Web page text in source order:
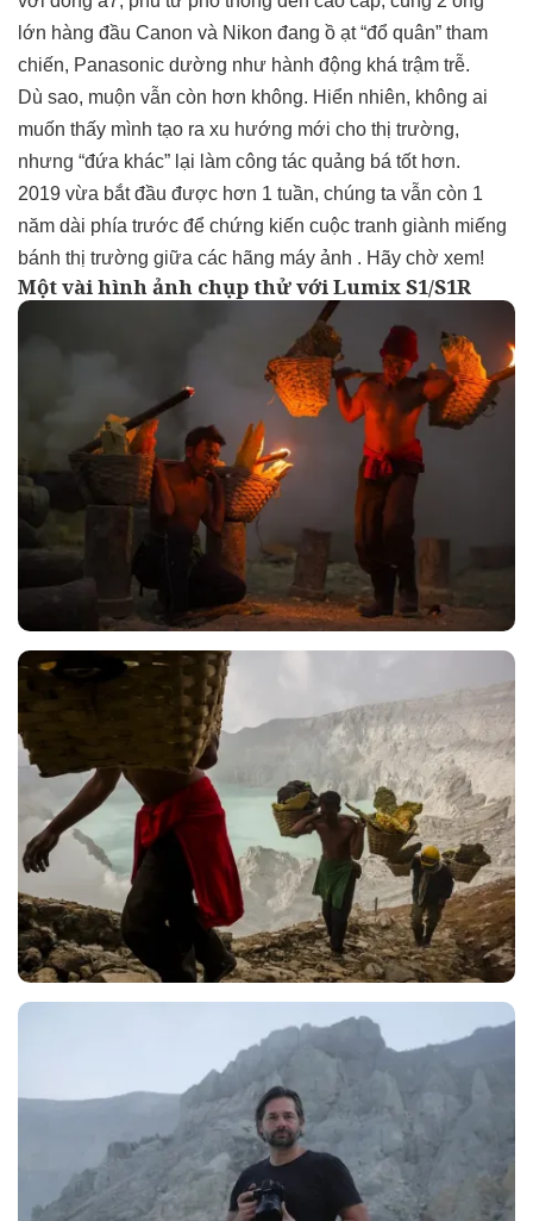
lớn hàng đầu Canon và Nikon đang ồ ạt “đổ quân” tham
chiến, Panasonic dường như hành động khá trậm trễ.
Dù sao, muộn vẫn còn hơn không. Hiển nhiên, không ai
muốn thấy mình tạo ra xu hướng mới cho thị trường,
nhưng “đứa khác” lại làm công tác quảng bá tốt hơn.
2019 vừa bắt đầu được hơn 1 tuần, chúng ta vẫn còn 1
năm dài phía trước để chứng kiến cuộc tranh giành miếng
bánh thị trường giữa các hãng máy ảnh . Hãy chờ xem!
Một vài hình ảnh chụp thử với Lumix S1/S1R